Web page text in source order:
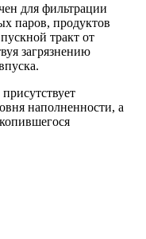
для фильтрации
паров, продуктов
тракт от
загрязнению
наполненности, а